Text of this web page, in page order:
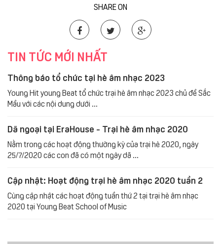
SHARE ON
TIN TỨC MỚI NHẤT
Thông báo tổ chức tại hè âm nhạc 2023
Young Hit young Beat tổ chức trại hè âm nhạc 2023 chủ đề Sắc
Mầu với các nội dung dưới ...
Dã ngoại tại EraHouse - Trại hè âm nhạc 2020
Nằm trong các hoạt động thường kỳ của trại hè 2020, ngày
25/7/2020 các con đã có một ngày dã ...
Cập nhật: Hoạt động trại hè âm nhạc 2020 tuần 2
Cùng cập nhật các hoạt động tuần thứ 2 tại trại hè âm nhạc
2020 tại Young Beat School of Music